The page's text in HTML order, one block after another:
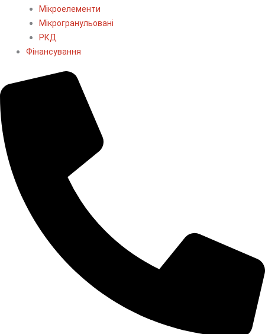
Мікроелементи
Мікрогранульовані
РКД
Фінансування